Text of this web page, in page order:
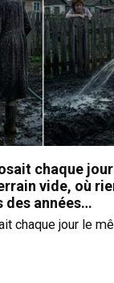
chaque
vide, où
des années…
chaque jour le